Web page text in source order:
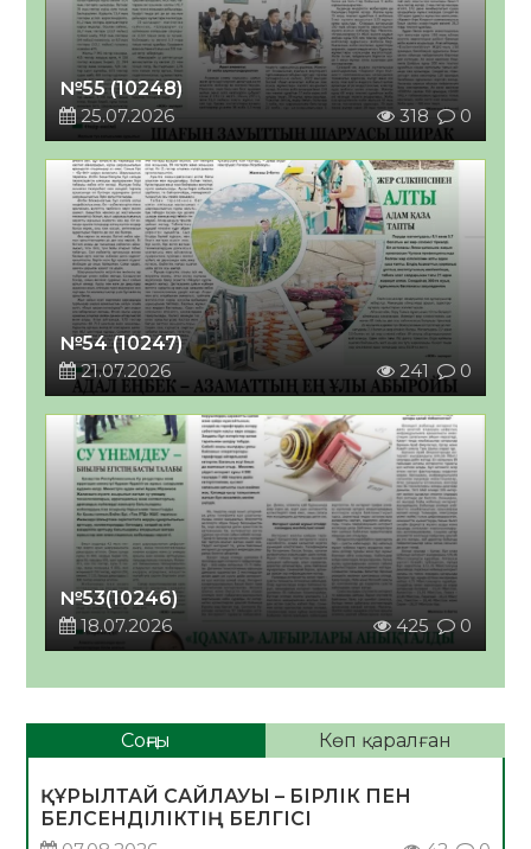
№55 (10248)
25.07.2026
318 0
№54 (10247)
21.07.2026
241 0
№53(10246)
18.07.2026
425 0
Соңғы Көп қаралған
ҚҰРЫЛТАЙ САЙЛАУЫ – БІРЛІК ПЕН
БЕЛСЕНДІЛІКТІҢ БЕЛГІСІ